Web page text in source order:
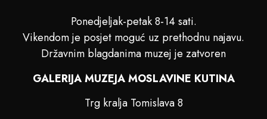
Ponedjeljak-petak 8-14 sati.
Vikendom je posjet moguć uz prethodnu najavu.
Državnim blagdanima muzej je zatvoren
GALERIJA MUZEJA MOSLAVINE KUTINA
Trg kralja Tomislava 8